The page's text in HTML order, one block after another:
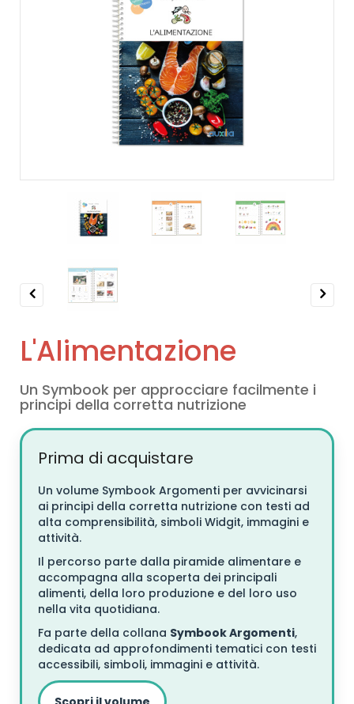
L'Alimentazione
Un Symbook per approcciare facilmente i
principi della corretta nutrizione
Prima di acquistare
Un volume Symbook Argomenti per avvicinarsi
ai principi della corretta nutrizione con testi ad
alta comprensibilità, simboli Widgit, immagini e
attività.
Il percorso parte dalla piramide alimentare e
accompagna alla scoperta dei principali
alimenti, della loro produzione e del loro uso
nella vita quotidiana.
Fa parte della collana Symbook Argomenti,
dedicata ad approfondimenti tematici con testi
accessibili, simboli, immagini e attività.